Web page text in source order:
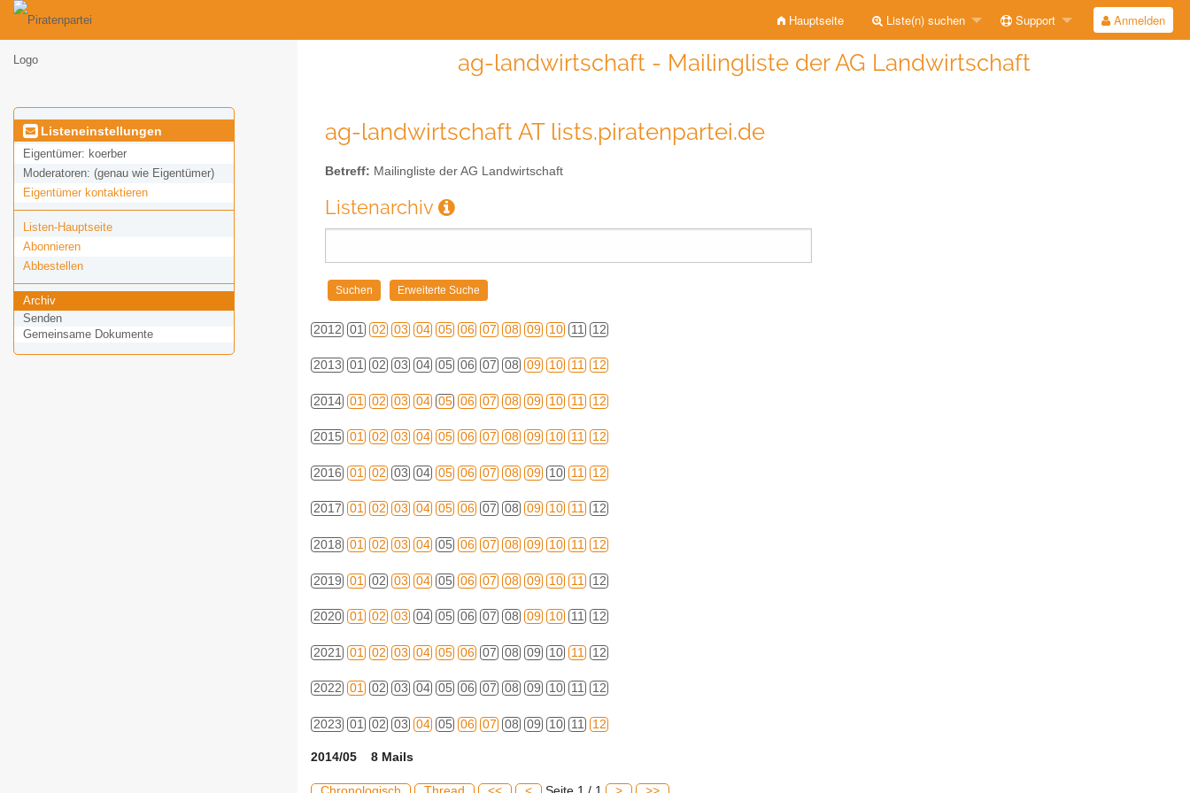
Hauptseite Liste(n) suchen Support Anmelden
ag-landwirtschaft - Mailingliste der AG Landwirtschaft
Listeneinstellungen
Eigentümer: koerber
Moderatoren: (genau wie Eigentümer)
Eigentümer kontaktieren
Listen-Hauptseite
Abonnieren
Abbestellen
Archiv
Senden
Gemeinsame Dokumente
ag-landwirtschaft AT lists.piratenpartei.de
Betreff: Mailingliste der AG Landwirtschaft
Listenarchiv
2012 01 02 03 04 05 06 07 08 09 10 11 12
2013 01 02 03 04 05 06 07 08 09 10 11 12
2014 01 02 03 04 05 06 07 08 09 10 11 12
2015 01 02 03 04 05 06 07 08 09 10 11 12
2016 01 02 03 04 05 06 07 08 09 10 11 12
2017 01 02 03 04 05 06 07 08 09 10 11 12
2018 01 02 03 04 05 06 07 08 09 10 11 12
2019 01 02 03 04 05 06 07 08 09 10 11 12
2020 01 02 03 04 05 06 07 08 09 10 11 12
2021 01 02 03 04 05 06 07 08 09 10 11 12
2022 01 02 03 04 05 06 07 08 09 10 11 12
2023 01 02 03 04 05 06 07 08 09 10 11 12
2014/05 8 Mails